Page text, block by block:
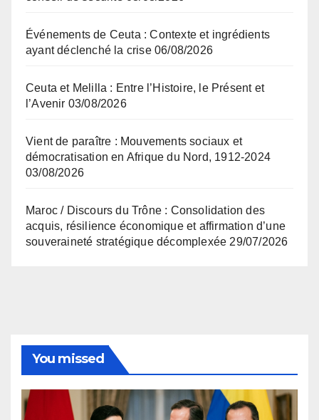
Événements de Ceuta : Contexte et ingrédients
ayant déclenché la crise 06/08/2026
Ceuta et Melilla : Entre l’Histoire, le Présent et
l’Avenir 03/08/2026
Vient de paraître : Mouvements sociaux et
démocratisation en Afrique du Nord, 1912-2024
03/08/2026
Maroc / Discours du Trône : Consolidation des
acquis, résilience économique et affirmation d’une
souveraineté stratégique décomplexée 29/07/2026
You missed